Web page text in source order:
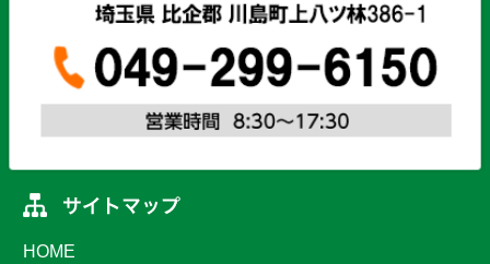
HOME